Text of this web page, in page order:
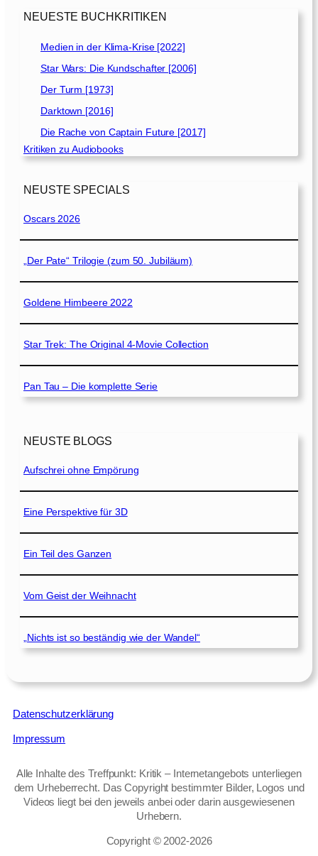
NEUESTE BUCHKRITIKEN
Medien in der Klima-Krise [2022]
Star Wars: Die Kundschafter [2006]
Der Turm [1973]
Darktown [2016]
Die Rache von Captain Future [2017]
Kritiken zu Audiobooks
NEUSTE SPECIALS
Oscars 2026
„Der Pate“ Trilogie (zum 50. Jubiläum)
Goldene Himbeere 2022
Star Trek: The Original 4-Movie Collection
Pan Tau – Die komplette Serie
NEUSTE BLOGS
Aufschrei ohne Empörung
Eine Perspektive für 3D
Ein Teil des Ganzen
Vom Geist der Weihnacht
„Nichts ist so beständig wie der Wandel“
Datenschutzerklärung
Impressum
Alle Inhalte des Treffpunkt: Kritik – Internetangebots unterliegen
dem Urheberrecht. Das Copyright bestimmter Bilder, Logos und
Videos liegt bei den jeweils anbei oder darin ausgewiesenen
Urhebern.
Copyright © 2002‑2026